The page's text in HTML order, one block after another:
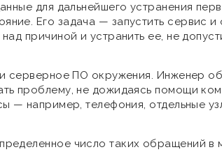
для дальнейшего устранения
Его задача — запустить сервис и
причиной и устранить ее, не
серверное ПО окружения. Инженер
проблему, не дожидаясь помощи
— например, телефония, отдельные
число таких обращений в